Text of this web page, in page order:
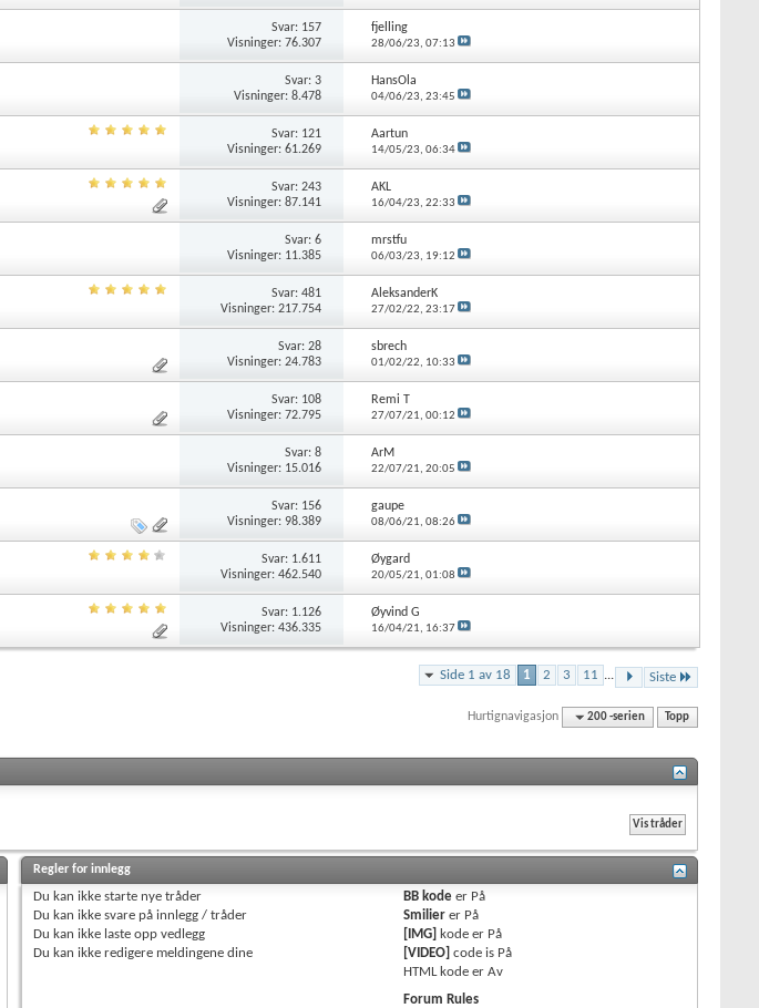
Svar: 157
Visninger: 76.307
fjelling
28/06/23, 07:13
Svar: 3
Visninger: 8.478
HansOla
04/06/23, 23:45
Svar: 121
Visninger: 61.269
Aartun
14/05/23, 06:34
Svar: 243
Visninger: 87.141
AKL
16/04/23, 22:33
Svar: 6
Visninger: 11.385
mrstfu
06/03/23, 19:12
Svar: 481
Visninger: 217.754
AleksanderK
27/02/22, 23:17
Svar: 28
Visninger: 24.783
sbrech
01/02/22, 10:33
Svar: 108
Visninger: 72.795
Remi T
27/07/21, 00:12
Svar: 8
Visninger: 15.016
ArM
22/07/21, 20:05
Svar: 156
Visninger: 98.389
gaupe
08/06/21, 08:26
Svar: 1.611
Visninger: 462.540
Øygard
20/05/21, 01:08
Svar: 1.126
Visninger: 436.335
Øyvind G
16/04/21, 16:37
Side 1 av 18 1 2 3 11 ... Siste
Hurtignavigasjon 200 -serien Topp
Regler for innlegg
Du kan ikke starte nye tråder
Du kan ikke svare på innlegg / tråder
Du kan ikke laste opp vedlegg
Du kan ikke redigere meldingene dine
BB kode er På
Smilier er På
[IMG] kode er På
[VIDEO] code is På
HTML kode erAv
Forum Rules